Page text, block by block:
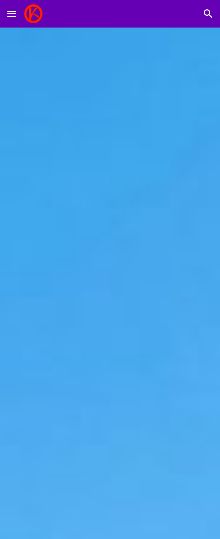
Skip to main content Skip to navigation